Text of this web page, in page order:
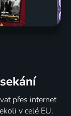
přes internet
v celé EU.